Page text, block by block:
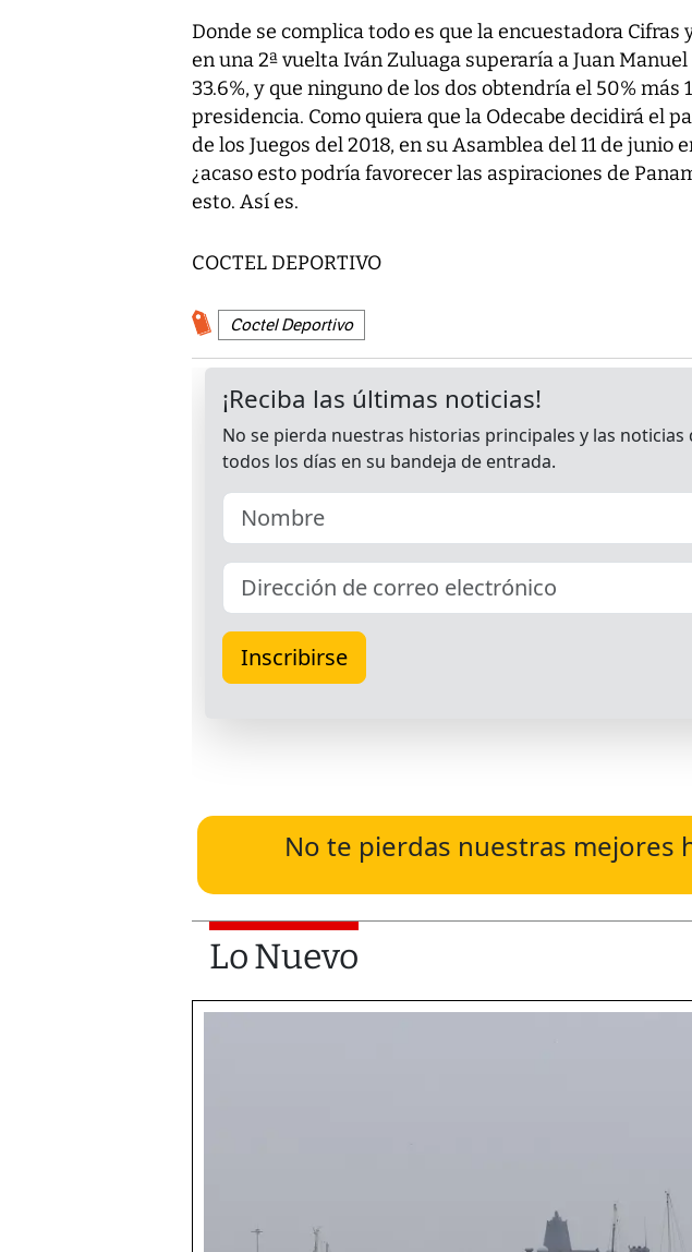
Donde se complica todo es que la encuestadora Cifras
en una 2ª vuelta Iván Zuluaga superaría a Juan
33.6%, y que ninguno de los dos obtendría el 50% más
presidencia. Como quiera que la Odecabe decidirá el
de los Juegos del 2018, en su Asamblea del 11 de junio
¿acaso esto podría favorecer las aspiraciones de
esto. Así es.
COCTEL DEPORTIVO
Coctel Deportivo
No te pierdas nuestras mejores
Lo Nuevo